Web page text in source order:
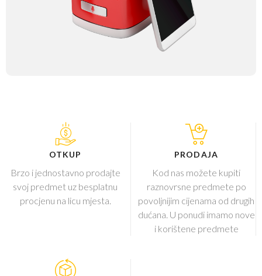
OTKUP
Brzo i jednostavno prodajte
svoj predmet uz besplatnu
procjenu na licu mjesta.
PRODAJA
Kod nas možete kupiti
raznovrsne predmete po
povoljnijim cijenama od drugih
dućana. U ponudi imamo nove
i korištene predmete